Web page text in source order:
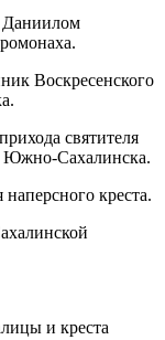
Даниилом
Воскресенского
святителя
Южно‐Сахалинска.
креста.
и креста